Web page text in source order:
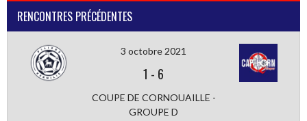
RENCONTRES PRÉCÉDENTES
3 octobre 2021
1 - 6
COUPE DE CORNOUAILLE -
GROUPE D